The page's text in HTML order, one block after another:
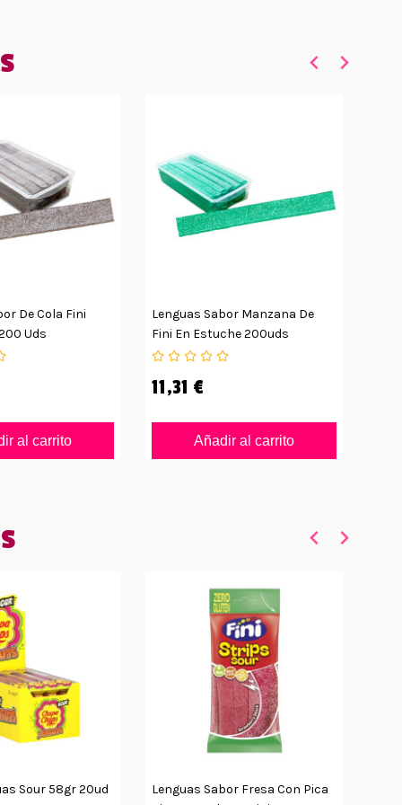
De Cola Fini
Uds
al carrito
Lenguas Sabor Manzana De
Fini En Estuche 200uds
11,31 €
Añadir al carrito
Sour 58gr 20ud
Lenguas Sabor Fresa Con Pica